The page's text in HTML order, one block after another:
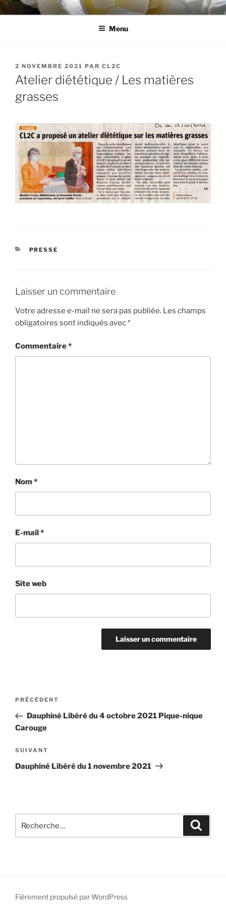
Aller
au
CL2C
Association dédiée à la culture et aux loisirs à Cognin (73)
Menu
PUBLIÉ
LE
2 NOVEMBRE 2021 PAR CL2C
Atelier diététique / Les matières
grasses
CATÉGORIES
PRESSE
Laisser un commentaire
Votre adresse e-mail ne sera pas publiée. Les champs
obligatoires sont indiqués avec*
Commentaire*
Nom*
E-mail *
Site web
Navigation
l’article
Article
précédent
PRÉCÉDENT
Dauphiné Libéré du 4 octobre 2021 Pique-nique
Carouge
Article
suivant
SUIVANT
Dauphiné Libéré du 1 novembre 2021
pour
Fièrement propulsé par WordPress